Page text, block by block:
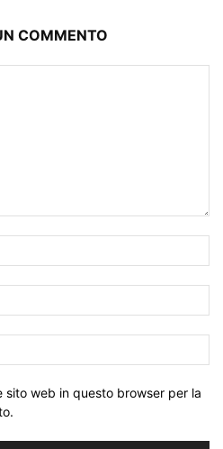
COMMENTO
sito web in questo browser per la